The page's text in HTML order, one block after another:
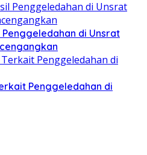
di Unsrat
Penggeledahan di